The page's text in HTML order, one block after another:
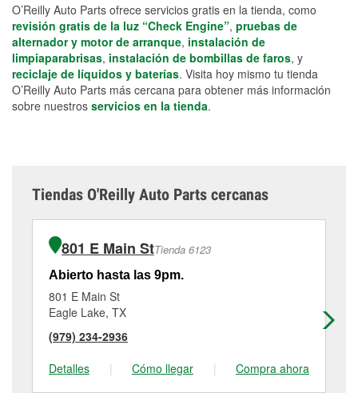
O’Reilly Auto Parts ofrece servicios gratis en la tienda, como
revisión gratis de la luz “Check Engine”, pruebas de
alternador y motor de arranque, instalación de
limpiaparabrisas, instalación de bombillas de faros, y
reciclaje de líquidos y baterías. Visita hoy mismo tu tienda
O’Reilly Auto Parts más cercana para obtener más información
sobre nuestros servicios en la tienda.
Tiendas O'Reilly Auto Parts cercanas
801 E Main StTienda 6123
Abierto hasta las 9pm.
801 E Main St
Eagle Lake, TX
(979) 234-2936
Detalles
| Cómo llegar | Compra ahora